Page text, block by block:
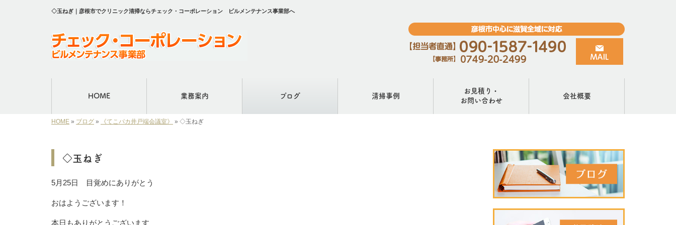
◇玉ねぎ｜彦根市でクリニック清掃ならチェック・コーポレーション ビルメンテナンス事業部へ
HOME 業務案内 ブログ 清掃事例
お見積り・
お問い合わせ
会社概要
HOME » ブログ » 《てこパカ井戸端会議室》 » ◇玉ねぎ
◇玉ねぎ
5月25日 目覚めにありがとう
おはようございます！
本日もありがとうございます